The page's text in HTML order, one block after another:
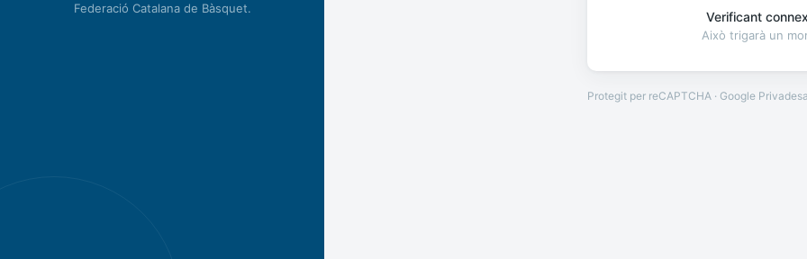
Federació Catalana de Bàsquet.
Verificant
Això trigarà un
Protegit per reCAPTCHA · Google Privadesa